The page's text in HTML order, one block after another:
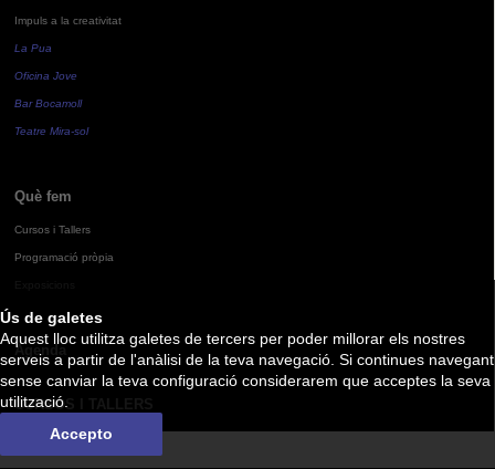
Ús de galetes
Aquest lloc utilitza galetes de tercers per poder millorar els nostres
serveis a partir de l'anàlisi de la teva navegació. Si continues navegant
sense canviar la teva configuració considerarem que acceptes la seva
utilització.
Accepto
Impuls a la creativitat
La Pua
Oficina Jove
Bar Bocamoll
Teatre Mira-sol
Què fem
Cursos i Tallers
Programació pròpia
Agenda
CURSOS I TALLERS